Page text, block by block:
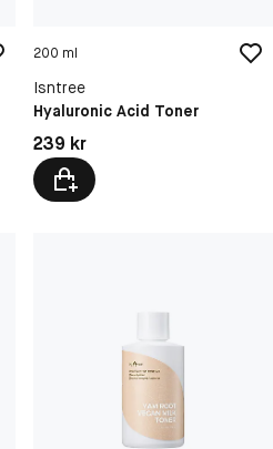
200 ml
Isntree
Hyaluronic Acid Toner
Pris: 239 kr
239 kr